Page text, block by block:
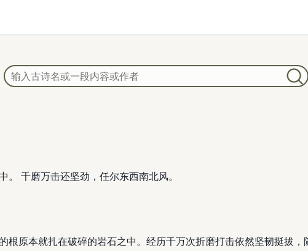
。 千磨万击还坚劲，任尔东西南北风。
根原本就扎在破碎的岩石之中。经历千万次折磨打击依然坚韧挺拔，